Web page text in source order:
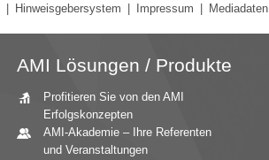
Hinweisgebersystem Impressum Mediadaten
AMI Lösungen / Produkte
Profitieren Sie von den AMI
Erfolgskonzepten
AMI-Akademie – Ihre Referenten
und Veranstaltungen